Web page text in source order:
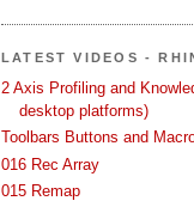
LATEST VIDEOS -
2 Axis Profiling and
desktop platforms)
Toolbars Buttons and
016 Rec Array
015 Remap